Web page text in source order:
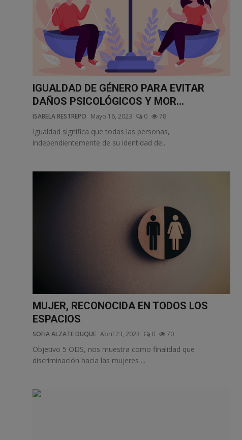
IGUALDAD DE GÉNERO PARA EVITAR
DAÑOS PSICOLÓGICOS Y MOR...
ISABELA RESTREPO Mayo 16, 2023 0 78
Igualdad significa que todas las personas,
independientemente de su identidad de...
MUJER, RECONOCIDA EN TODOS LOS
ESPACIOS
SOFIA ALZATE DUQUE Abril 23, 2023 0 70
Objetivo 5 ODS, nos muestra como finalidad que
discriminación hacia las mujeres ...